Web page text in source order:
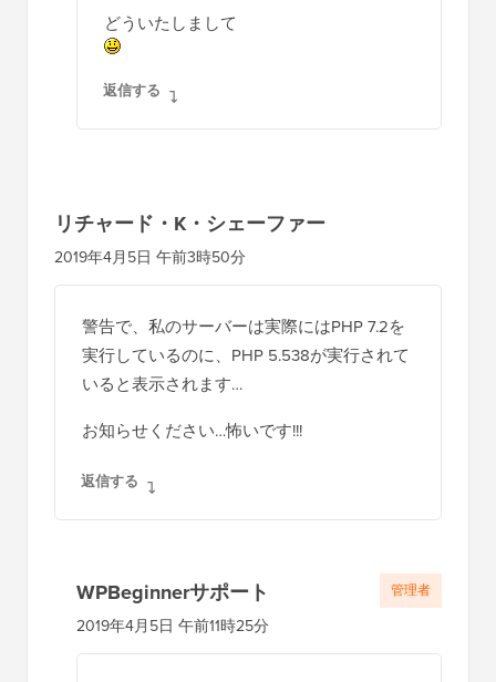
どういたしまして
返信する
リチャード・K・シェーファー
2019年4月5日 午前3時50分
警告で、私のサーバーは実際にはPHP 7.2を
実行しているのに、PHP 5.538が実行されて
いると表示されます…
お知らせください…怖いです!!!
返信する
WPBeginnerサポート
2019年4月5日 午前11時25分
管理者